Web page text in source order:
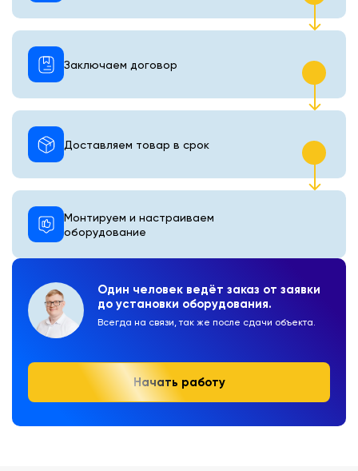
Один человек ведёт заказ от заявки
до установки оборудования.
Всегда на связи, так же после сдачи объекта.
Начать работу
Монтируем и настраиваем
оборудование
Доставляем товар в срок
Заключаем договор